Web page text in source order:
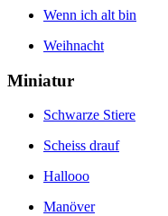
Wenn ich alt bin
Weihnacht
Miniatur
Schwarze Stiere
Scheiss drauf
Hallooo
Manöver